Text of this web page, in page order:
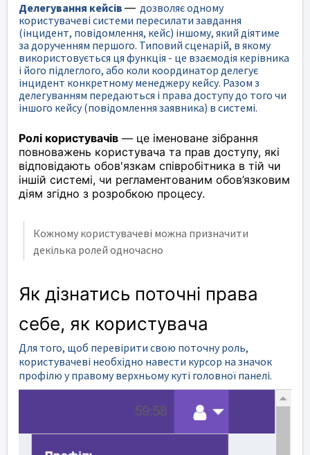
Делегування кейсів — дозволяє одному
користувачеві системи пересилати завдання
(інцидент, повідомлення, кейс) іншому, який діятиме
за дорученням першого. Типовий сценарій, в якому
використовується ця функція - це взаємодія керівника
і його підлеглого, або коли координатор делегує
інцидент конкретному менеджеру кейсу. Разом з
делегуванням передаються і права доступу до того чи
іншого кейсу (повідомлення заявника) в системі.
Ролі користувачів — це іменоване зібрання
повноважень користувача та прав доступу, які
відповідають обов'язкам співробітника в тій чи
іншій системі, чи регламентованим обов’язковим
діям згідно з розробкою процесу.
Кожному користувачеві можна призначити
декілька ролей одночасно
Як дізнатись поточні права
себе, як користувача
Для того, щоб перевірити свою поточну роль,
користувачеві необхідно навести курсор на значок
профілю у правому верхньому куті головної панелі.